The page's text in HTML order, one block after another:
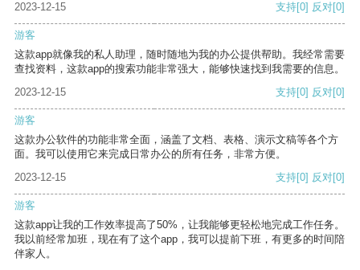
2023-12-15 支持[0] 反对[0]
游客
这款app就像我的私人助理，随时随地为我的办公提供帮助。我经常需要
查找资料，这款app的搜索功能非常强大，能够快速找到我需要的信息。
2023-12-15
支持[0] 反对[0]
游客
这款办公软件的功能非常全面，涵盖了文档、表格、演示文稿等各个方
面。我可以使用它来完成日常办公的所有任务，非常方便。
2023-12-15
支持[0] 反对[0]
游客
这款app让我的工作效率提高了50%，让我能够更轻松地完成工作任务。
我以前经常加班，现在有了这个app，我可以提前下班，有更多的时间陪
伴家人。